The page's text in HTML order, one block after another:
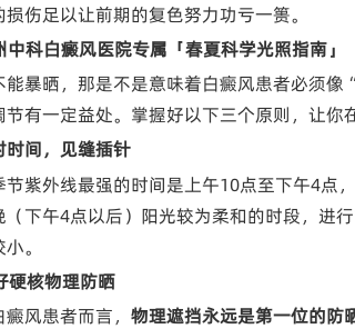
损伤足以让前期的复色努力功亏一篑。
中科白癜风医院专属「春夏科学光照指南」
能暴晒，那是不是意味着白癜风患者必须
节有一定益处。掌握好以下三个原则，让你
时间，见缝插针
节紫外线最强的时间是上午10点至下午4点
（下午4点以后）阳光较为柔和的时段，进
。
硬核物理防晒
风患者而言， 物理遮挡永远是第一位的防